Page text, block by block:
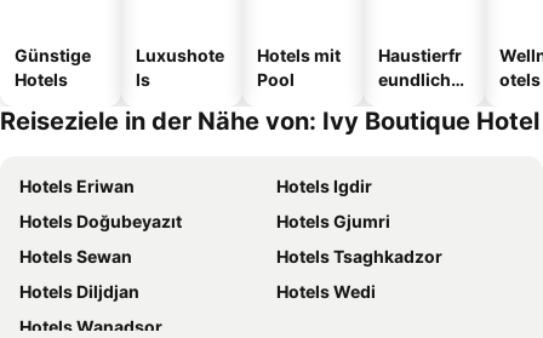
Günstige
Hotels
Luxushote
ls
Hotels mit
Pool
Haustierfr
eundliche
otels
Reiseziele in der Nähe von: Ivy Boutique Hotel
Hotels Eriwan
Hotels Igdir
Hotels Doğubeyazıt
Hotels Gjumri
Hotels Sewan
Hotels Tsaghkadzor
Hotels Diljdjan
Hotels Wedi
Hotels Wanadsor